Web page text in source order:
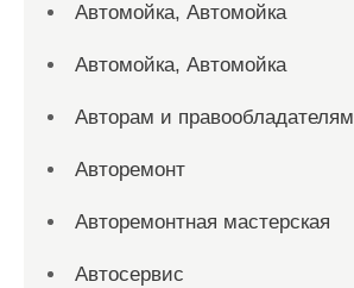
Автомойка, Автомойка
Автомойка, Автомойка
Авторам и правообладателям
Авторемонт
Авторемонтная мастерская
Автосервис